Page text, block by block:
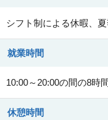
シフト制による休暇、
就業時間
10:00～20:00の間の8時
休憩時間